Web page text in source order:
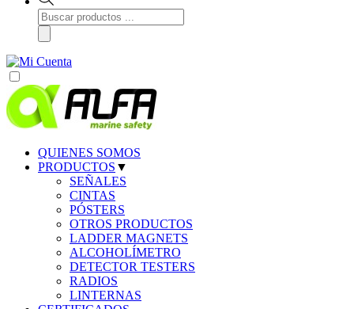
Búsqueda
de
productos
QUIENES SOMOS
PRODUCTOS ▼
SEÑALES
CINTAS
PÓSTERS
OTROS PRODUCTOS
LADDER MAGNETS
ALCOHOLÍMETRO
DETECTOR TESTERS
RADIOS
LINTERNAS